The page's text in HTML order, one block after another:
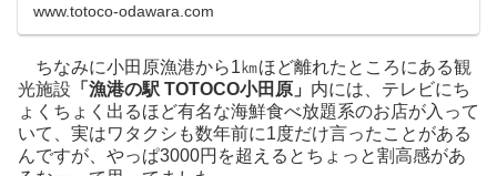
www.totoco-odawara.com
ちなみに小田原漁港から1㎞ほど離れたところにある観
光施設 「漁港の駅 TOTOCO小田原」 内には、テレビにち
ょくちょく出るほど有名な海鮮食べ放題系のお店が入って
いて、実はワタクシも数年前に1度だけ言ったことがある
んですが、やっぱ3000円を超えるとちょっと割高感があ